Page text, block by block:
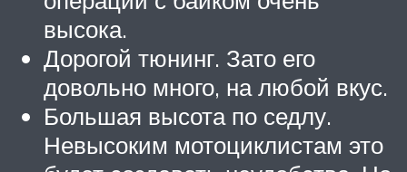
высока.
Дорогой тюнинг. Зато его
довольно много, на любой вкус.
Большая высота по седлу.
Невысоким мотоциклистам это